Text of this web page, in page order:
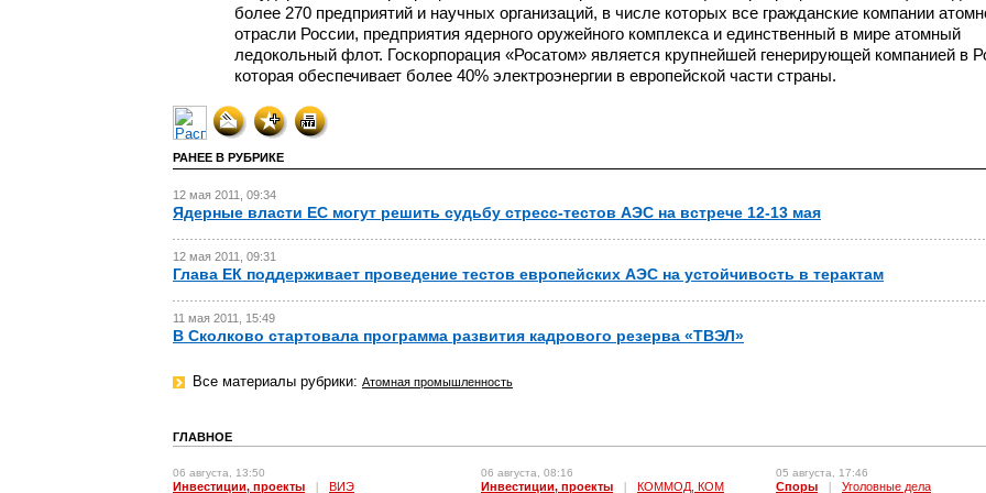
более 270 предприятий и научных организаций, в числе которых все гражданские компании
отрасли России, предприятия ядерного оружейного комплекса и единственный в мире атомный
ледокольный флот. Госкорпорация «Росатом» является крупнейшей генерирующей компанией в
которая обеспечивает более 40% электроэнергии в европейской части страны.
РАНЕЕ В РУБРИКЕ
12 мая 2011, 09:34
Ядерные власти ЕС могут решить судьбу стресс-тестов АЭС на встрече 12-13 мая
12 мая 2011, 09:31
Глава ЕК поддерживает проведение тестов европейских АЭС на устойчивость в терактам
11 мая 2011, 15:49
В Сколково стартовала программа развития кадрового резерва «ТВЭЛ»
Все материалы рубрики: Атомная промышленность
ГЛАВНОЕ
06 августа, 13:50
Инвестиции, проекты | ВИЭ
06 августа, 08:16
Инвестиции, проекты | КОММОД, КОМ
05 августа, 17:46
Споры | Уголовные дела